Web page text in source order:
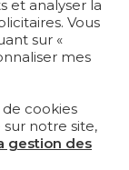
et analyser la
Vous
sur «
mes
cookies
notre site,
gestion des